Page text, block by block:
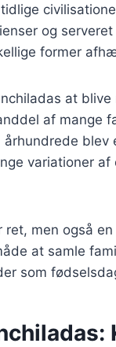
og
former
at
af mange
variationer
men også
at samle
som